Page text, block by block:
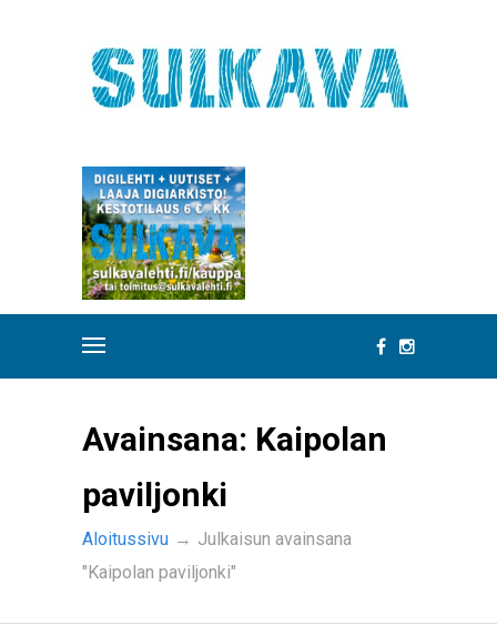
Avainsana: Kaipolan
paviljonki
Aloitussivu → Julkaisun avainsana
"Kaipolan paviljonki"